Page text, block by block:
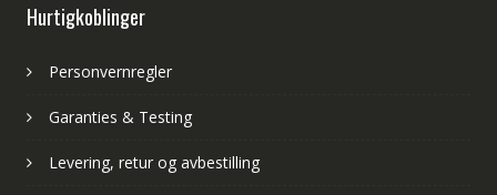
Hurtigkoblinger
Personvernregler
Garanties & Testing
Levering, retur og avbestilling